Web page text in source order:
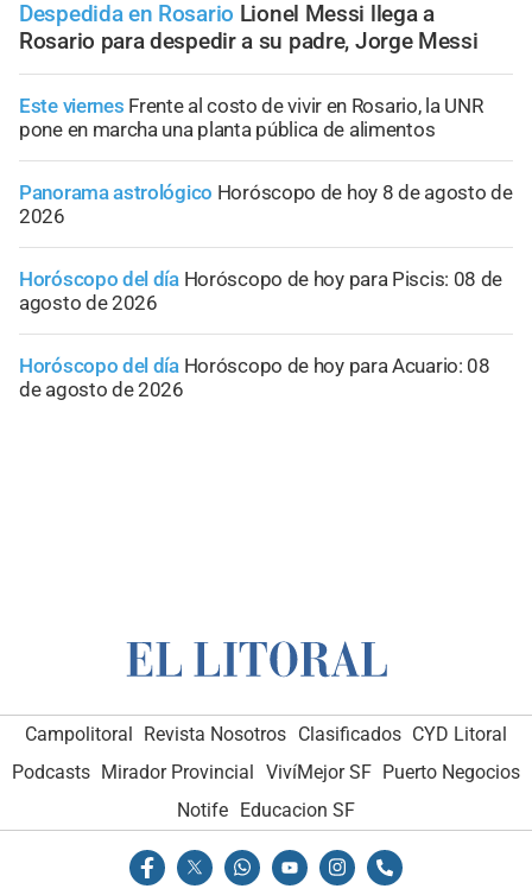
Despedida en Rosario Lionel Messi llega a
Rosario para despedir a su padre, Jorge Messi
Este viernes Frente al costo de vivir en Rosario, la UNR
pone en marcha una planta pública de alimentos
Panorama astrológico Horóscopo de hoy 8 de agosto de
2026
Horóscopo del día Horóscopo de hoy para Piscis: 08 de
agosto de 2026
Horóscopo del día Horóscopo de hoy para Acuario: 08
de agosto de 2026
Campolitoral Revista Nosotros Clasificados CYD Litoral
Podcasts Mirador Provincial VivíMejor SF Puerto Negocios
Notife Educacion SF